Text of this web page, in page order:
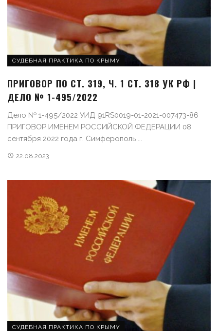
СУДЕБНАЯ ПРАКТИКА ПО КРЫМУ
ПРИГОВОР ПО СТ. 319, Ч. 1 СТ. 318 УК РФ |
ДЕЛО № 1-495/2022
Дело № 1-495/2022 УИД 91RS0019-01-2021-007473-86
ПРИГОВОР ИМЕНЕМ РОССИЙСКОЙ ФЕДЕРАЦИИ 08
сентября 2022 года г. Симферополь ...
22.08.2023
СУДЕБНАЯ ПРАКТИКА ПО КРЫМУ